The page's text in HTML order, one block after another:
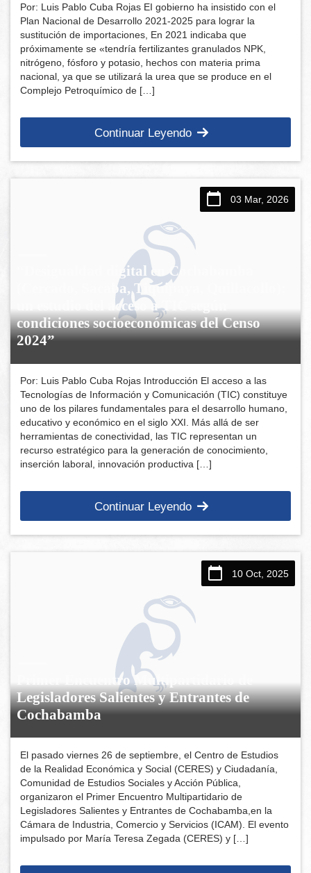
Por: Luis Pablo Cuba Rojas EI gobierno ha insistido con el
Plan Nacional de Desarrollo 2021-2025 para lograr la
sustitución de importaciones, En 2021 indicaba que
próximamente se «tendría fertilizantes granulados NPK,
nitrógeno, fósforo y potasio, hechos con materia prima
nacional, ya que se utilizará la urea que se produce en el
Complejo Petroquímico de […]
Continuar Leyendo
03 Mar, 2026
“Desigualdad digital en Cochabamba
(Cercado, Sacaba, Tiquipaya, Quillacollo):
un estudio del acceso a TIC según
condiciones socioeconómicas del Censo
2024”
Por: Luis Pablo Cuba Rojas Introducción El acceso a las
Tecnologías de Información y Comunicación (TIC) constituye
uno de los pilares fundamentales para el desarrollo humano,
educativo y económico en el siglo XXI. Más allá de ser
herramientas de conectividad, las TIC representan un
recurso estratégico para la generación de conocimiento,
inserción laboral, innovación productiva […]
Continuar Leyendo
10 Oct, 2025
Primer Encuentro Multipartidario de
Legisladores Salientes y Entrantes de
Cochabamba
El pasado viernes 26 de septiembre, el Centro de Estudios
de la Realidad Económica y Social (CERES) y Ciudadanía,
Comunidad de Estudios Sociales y Acción Pública,
organizaron el Primer Encuentro Multipartidario de
Legisladores Salientes y Entrantes de Cochabamba,en la
Cámara de Industria, Comercio y Servicios (ICAM). El evento
impulsado por María Teresa Zegada (CERES) y […]